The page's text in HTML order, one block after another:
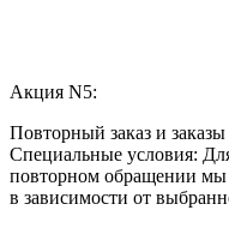
Акция N5:
Повторный заказ и
Специальные условия:
повторном обращении мы
в зависимости от